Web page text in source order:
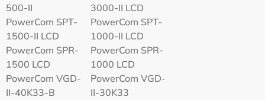
500-II
3000-II LCD
PowerCom SPT-
1500-II LCD
PowerCom SPT-
1000-II LCD
PowerCom SPR-
1500 LCD
PowerCom SPR-
1000 LCD
PowerCom VGD-
II-40K33-B
PowerCom VGD-
II-30K33